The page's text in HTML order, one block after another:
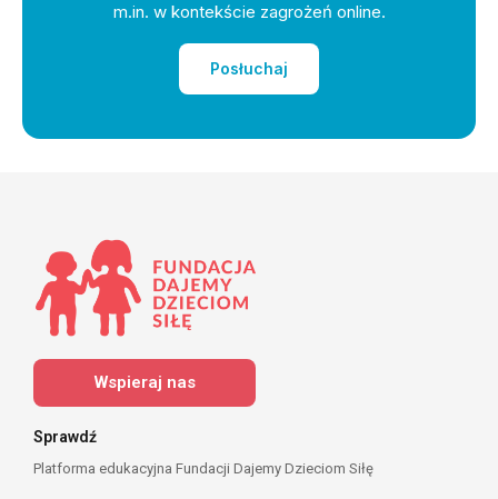
m.in. w kontekście zagrożeń online.
Posłuchaj
Wspieraj nas
Sprawdź
Platforma edukacyjna Fundacji Dajemy Dzieciom Siłę